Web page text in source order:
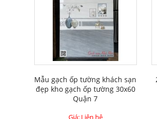
Mẫu gạch ốp tường khách sạn
đẹp kho gạch ốp tường 30x60
Quận 7
Giá: Liên hệ